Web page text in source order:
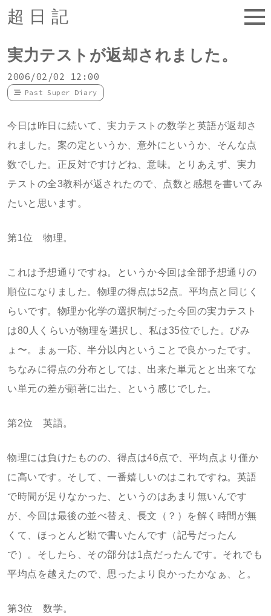
超日記
実力テストが返却されました。
2006/02/02 12:00
Past Super Diary
今日は昨日に続いて、実力テストの数学と英語が返却さ
れました。案の定というか、意外にというか、そんな点
数でした。正反対ですけどね、意味。とりあえず、実力
テストの全3教科が返されたので、点数と感想を書いてみ
たいと思います。
第1位 物理。
これは予想通りですね。というか今回は全部予想通りの
順位になりました。物理の得点は52点。平均点と同じく
らいです。物理か化学の選択制だった今回の実力テスト
は80人くらいが物理を選択し、私は35位でした。びみ
ょ〜。まぁ一応、半分以内ということで良かったです。
ちなみに得点の分布としては、出来た単元とと出来てな
い単元の差が顕著に出た、という感じでした。
第2位 英語。
物理には負けたものの、得点は46点で、平均点より僅か
に高いです。そして、一番嬉しいのはこれですね。英語
で時間が足りなかった、というのはあまり無いんです
が、今回は最後の並べ替え、長文（？）を解く時間が無
くて、ほっとんど勘で書いたんです（記号だったん
で）。そしたら、その部分は1点だったんです。それでも
平均点を越えたので、思ったより良かったかなぁ、と。
第3位 数学。